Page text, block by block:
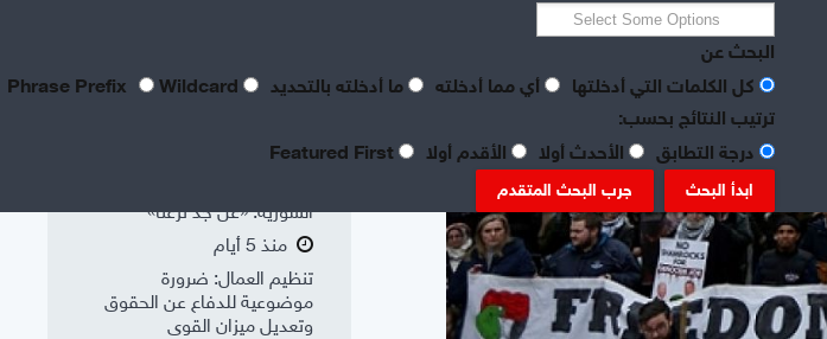
البحث عن
كل الكلمات التي أدخلتها
أي مما أدخلته ما أدخلته بالتحديد
Wildcard
ترتيب النتائج بحسب:
درجة التطابق
الأحدث أولا الأقدم أولا
ابدأ البحث جرب البحث المتقدم
تعقيبٌ عمالي على طروحات
الصناعي نور الدين سمحا حول
السورية: «عن جد نزعتا»
منذ 5 أيام
تنظيم العمال: ضرورة
موضوعية للدفاع عن الحقوق
وتعديل ميزان القوى